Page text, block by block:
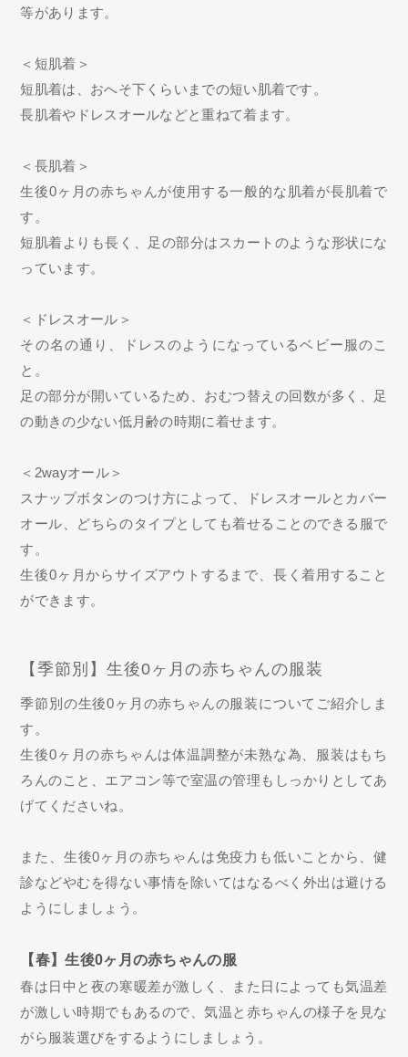
等があります。
＜短肌着＞
短肌着は、おへそ下くらいまでの短い肌着です。
長肌着やドレスオールなどと重ねて着ます。
＜長肌着＞
生後0ヶ月の赤ちゃんが使用する一般的な肌着が長肌着で
す。
短肌着よりも長く、足の部分はスカートのような形状にな
っています。
＜ドレスオール＞
その名の通り、ドレスのようになっているベビー服のこ
と。
足の部分が開いているため、おむつ替えの回数が多く、足
の動きの少ない低月齢の時期に着せます。
＜2wayオール＞
スナップボタンのつけ方によって、ドレスオールとカバー
オール、どちらのタイプとしても着せることのできる服で
す。
生後0ヶ月からサイズアウトするまで、長く着用すること
ができます。
【季節別】生後0ヶ月の赤ちゃんの服装
季節別の生後0ヶ月の赤ちゃんの服装についてご紹介しま
す。
生後0ヶ月の赤ちゃんは体温調整が未熟な為、服装はもち
ろんのこと、エアコン等で室温の管理もしっかりとしてあ
げてくださいね。
また、生後0ヶ月の赤ちゃんは免疫力も低いことから、健
診などやむを得ない事情を除いてはなるべく外出は避ける
ようにしましょう。
【春】生後0ヶ月の赤ちゃんの服
春は日中と夜の寒暖差が激しく、また日によっても気温差
が激しい時期でもあるので、気温と赤ちゃんの様子を見な
がら服装選びをするようにしましょう。